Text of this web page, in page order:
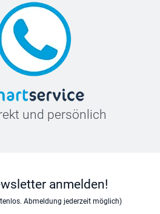
und persönlich
anmelden!
Abmeldung jederzeit möglich)